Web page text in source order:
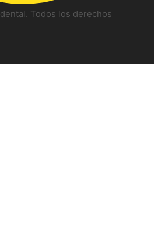
Todos los derechos